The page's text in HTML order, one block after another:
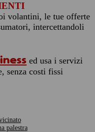
volantini, le tue offerte
intercettandoli
ed usa i servizi
senza costi fissi
palestra